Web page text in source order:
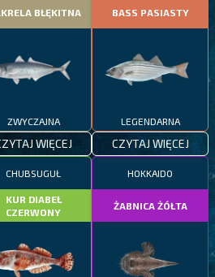
BŁĘKITNA
ZWYCZAJNA
WIĘCEJ
BASS PASIASTY
LEGENDARNA
CZYTAJ WIĘCEJ
CHUBSUGUŁ
KUR DIABEŁ
CZERWONY
HOKKAIDO
ŻABNICA ŻÓŁTA